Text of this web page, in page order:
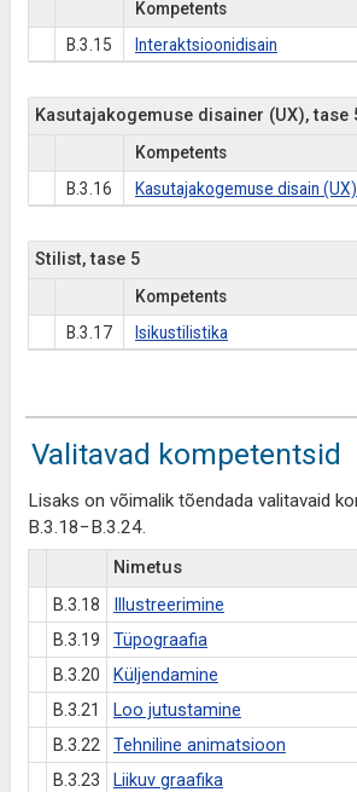
Kompetents
B.3.15
Interaktsioonidisain
Kasutajakogemuse disainer (UX), tase
Kompetents
B.3.16
Kasutajakogemuse disain (UX)
Stilist, tase 5
Kompetents
B.3.17
Isikustilistika
Valitavad kompetentsid
Lisaks on võimalik tõendada valitavaid
B.3.18−B.3.24.
Nimetus
B.3.18
Illustreerimine
B.3.19
Tüpograafia
B.3.20
Küljendamine
B.3.21
Loo jutustamine
B.3.22
Tehniline animatsioon
B.3.23
Liikuv graafika